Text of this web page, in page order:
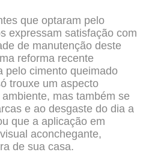
que optaram pelo
expressam satisfação com
de manutenção deste
reforma recente
pelo cimento queimado
trouxe um aspecto
mas também se
e ao desgaste do dia a
que a aplicação em
aconchegante,
de sua casa.